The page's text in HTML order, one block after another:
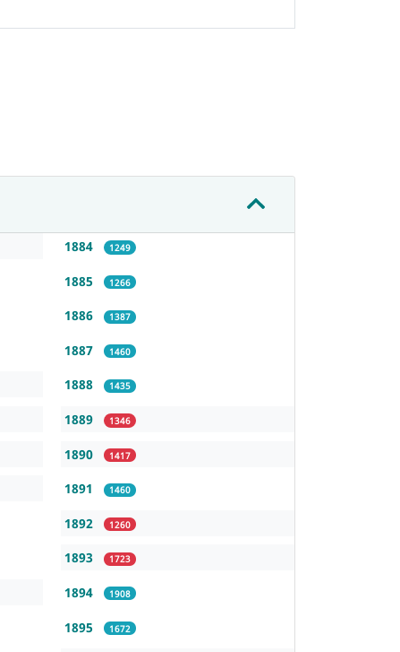
1884 1249
1885 1266
1886 1387
1887 1460
1888 1435
1889 1346
1890 1417
1891 1460
1892 1260
1893 1723
1894 1908
1895 1672